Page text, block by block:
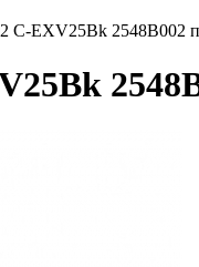
C-EXV25Bk 2548B002